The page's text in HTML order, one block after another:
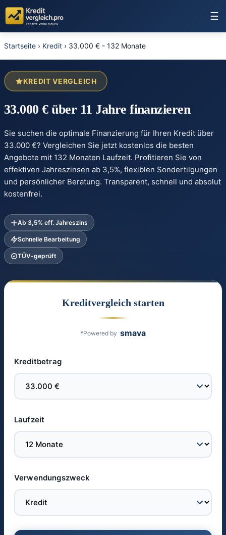
☰
Startseite › Kredit › 33.000 € - 132 Monate
KREDIT VERGLEICH
33.000 € über 11 Jahre finanzieren
Sie suchen die optimale Finanzierung für Ihren Kredit über
33.000 €? Vergleichen Sie jetzt kostenlos die besten
Angebote mit 132 Monaten Laufzeit. Profitieren Sie von
effektiven Jahreszinsen ab 3,5%, flexiblen Sondertilgungen
und persönlicher Beratung. Transparent, schnell und absolut
kostenfrei.
Ab 3,5% eff. Jahreszins
Schnelle Bearbeitung
TÜV-geprüft
Kreditvergleich starten
*Powered by smava
Kreditbetrag
Laufzeit
Verwendungszweck